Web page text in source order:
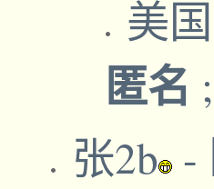
美
匿名 ;
张2b -